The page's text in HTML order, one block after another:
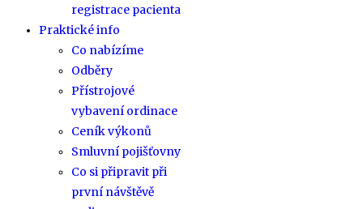
registrace pacienta
Praktické info
Co nabízíme
Odběry
Přístrojové
vybavení ordinace
Ceník výkonů
Smluvní pojišťovny
Co si připravit při
první návštěvě